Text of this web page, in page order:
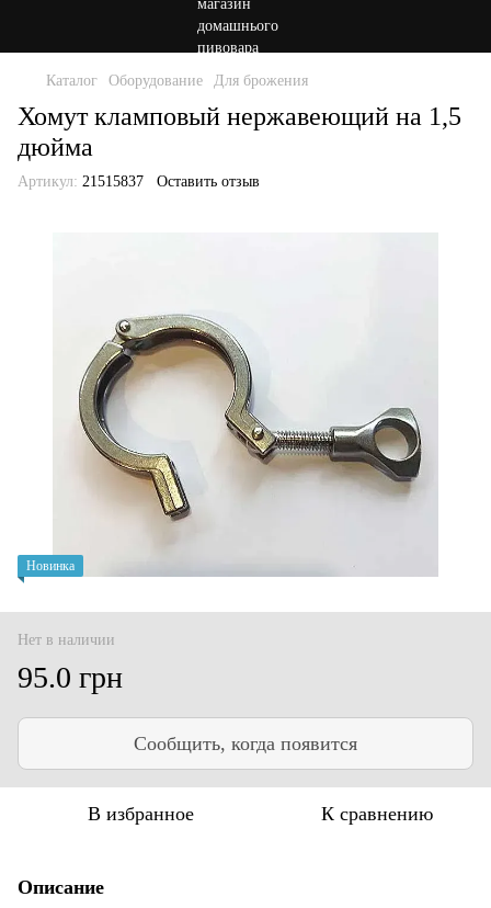
Каталог Оборудование Для брожения
Хомут кламповый нержавеющий на 1,5
дюйма
Артикул: 21515837 Оставить отзыв
Новинка
Нет в наличии
95.0 грн
Сообщить, когда появится
В избранное К сравнению
Описание